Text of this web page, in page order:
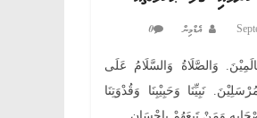
އެޑްމިން 0
وَالصَّلَاةُ وَالسَّلَامُ عَلَى
نَبِيِّنَا وَحَبِيْبِنَا وَقُدْوَتِنَا